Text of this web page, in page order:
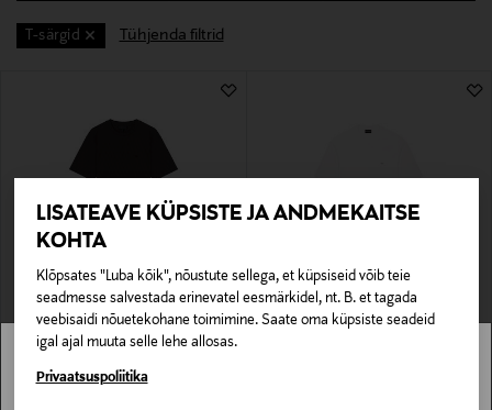
LISATEAVE KÜPSISTE JA ANDMEKAITSE
KOHTA
Klõpsates "Luba kõik", nõustute sellega, et küpsiseid võib teie
seadmesse salvestada erinevatel eesmärkidel, nt. B. et tagada
veebisaidi nõuetekohane toimimine. Saate oma küpsiste seadeid
igal ajal muuta selle lehe allosas.
Privaatsuspoliitika
T-särgid Tühjenda filtrid
SOODUSTUS 42%
EMPORIO ARMANI
T-särk
Discounted Price
137,40 € Original Price
235,00 €
SOODUSTUS 40%
EMPORIO ARMANI
T-särk
Stockmann pole Sinu riigis saadaval.